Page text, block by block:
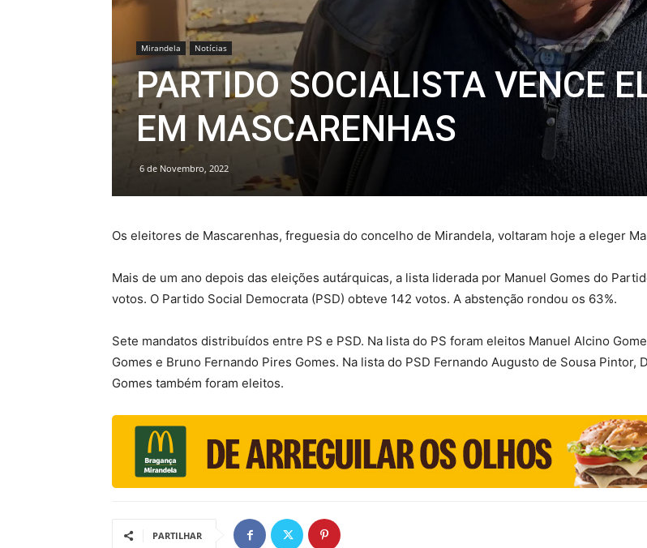
Mirandela Notícias
PARTIDO SOCIALISTA VENCE
EM MASCARENHAS
6 de Novembro, 2022
Os eleitores de Mascarenhas, freguesia do concelho de Mirandela, voltaram hoje a eleger
Mais de um ano depois das eleições autárquicas, a lista liderada por Manuel Gomes do
votos. O Partido Social Democrata (PSD) obteve 142 votos. A abstenção rondou os 63%.
Sete mandatos distribuídos entre PS e PSD. Na lista do PS foram eleitos Manuel Alcino
Gomes e Bruno Fernando Pires Gomes. Na lista do PSD Fernando Augusto de Sousa
Gomes também foram eleitos.
PARTILHAR